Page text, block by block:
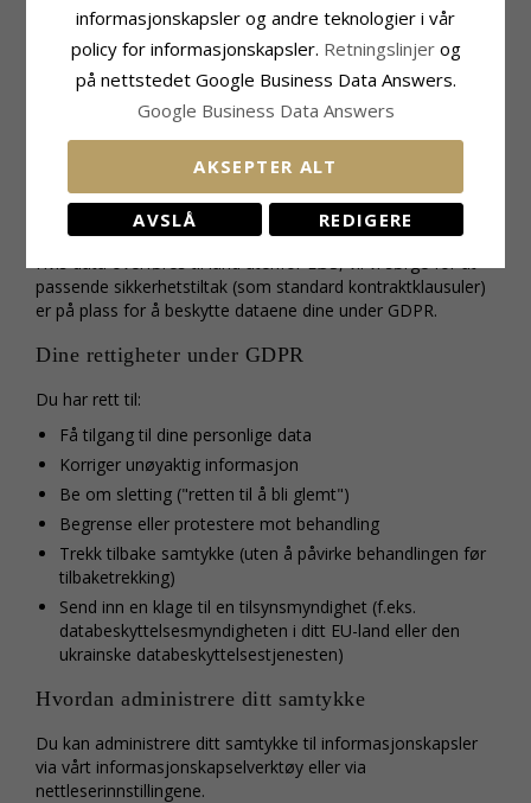
Juridiske forpliktelser (f.eks. registrering eller juridiske
forespørsler)
Hvor lenge vi lagrer dataene dine
Vi oppbevarer kun personopplysninger så lenge det er
nødvendig for å oppfylle formålet de ble samlet inn for eller
som kreves av loven.
Dataoverføringer utenfor EU
Hvis data overføres til land utenfor EØS, vil vi sørge for at
passende sikkerhetstiltak (som standard kontraktklausuler)
er på plass for å beskytte dataene dine under GDPR.
Dine rettigheter under GDPR
Du har rett til:
Få tilgang til dine personlige data
Korriger unøyaktig informasjon
Be om sletting ("retten til å bli glemt")
Begrense eller protestere mot behandling
Trekk tilbake samtykke (uten å påvirke behandlingen før
tilbaketrekking)
Send inn en klage til en tilsynsmyndighet (f.eks.
databeskyttelsesmyndigheten i ditt EU-land eller den
ukrainske databeskyttelsestjenesten)
Hvordan administrere ditt samtykke
Du kan administrere ditt samtykke til informasjonskapsler
via vårt informasjonskapselverktøy eller via
nettleserinnstillingene.
informasjonskapsler og andre teknologier i vår
policy for informasjonskapsler. Retningslinjer og
på nettstedet Google Business Data Answers.
Google Business Data Answers
AKSEPTER ALT
AVSLÅ REDIGERE